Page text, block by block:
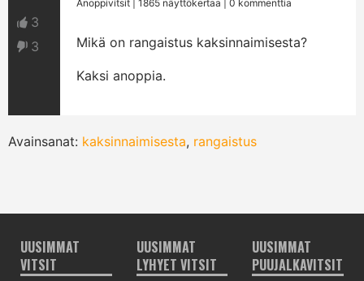
3
3
Anoppivitsit | 1865 näyttökertaa | 0 kommenttia
Mikä on rangaistus kaksinnaimisesta?
Kaksi anoppia.
Avainsanat: kaksinnaimisesta, rangaistus
UUSIMMAT
VITSIT
UUSIMMAT
LYHYET VITSIT
UUSIMMAT
PUUJALKAVITSIT